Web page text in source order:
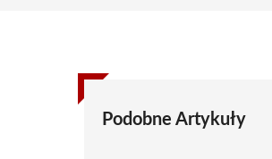
Podobne Artykuły